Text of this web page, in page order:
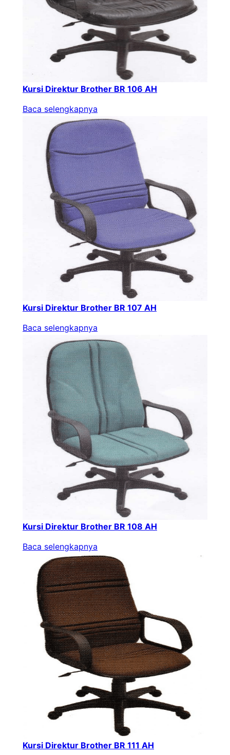
Kursi Direktur Brother BR 106 AH
Baca selengkapnya
Kursi Direktur Brother BR 107 AH
Baca selengkapnya
Kursi Direktur Brother BR 108 AH
Baca selengkapnya
Kursi Direktur Brother BR 111 AH